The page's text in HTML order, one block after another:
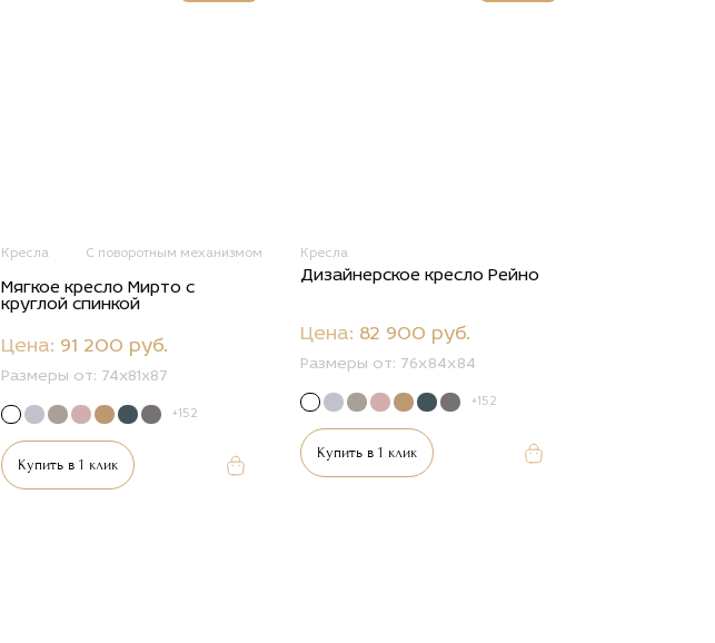
Кресла С поворотным механизмом
Мягкое кресло Мирто с
круглой спинкой
Цена: 91 200 руб.
Размеры от: 74x81x87
+152
Купить в 1 клик
Кресла
Дизайнерское кресло Рейно
Цена: 82 900 руб.
Размеры от: 76х84х84
+152
Купить в 1 клик